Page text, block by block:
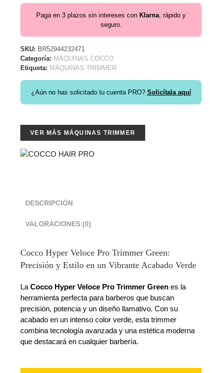
Paga en 3 plazos sin intereses con Klarna, rápido y
seguro.
SKU: BR52944232471
Categoría: MÁQUINAS COCCO
Etiqueta: MÁQUINAS TRIMMER
¿Aún no has solicitado tu cuenta PRO? Solicítala aquí
VER MÁS MÁQUINAS TRIMMER
DESCRIPCIÓN
VALORACIONES (0)
Cocco Hyper Veloce Pro Trimmer Green:
Precisión y Estilo en un Vibrante Acabado Verde
LaCocco Hyper Veloce Pro Trimmer Green es la
herramienta perfecta para barberos que buscan
precisión, potencia y un diseño llamativo. Con su
acabado en un intenso color verde, esta trimmer
combina tecnología avanzada y una estética moderna
que destacará en cualquier barbería.